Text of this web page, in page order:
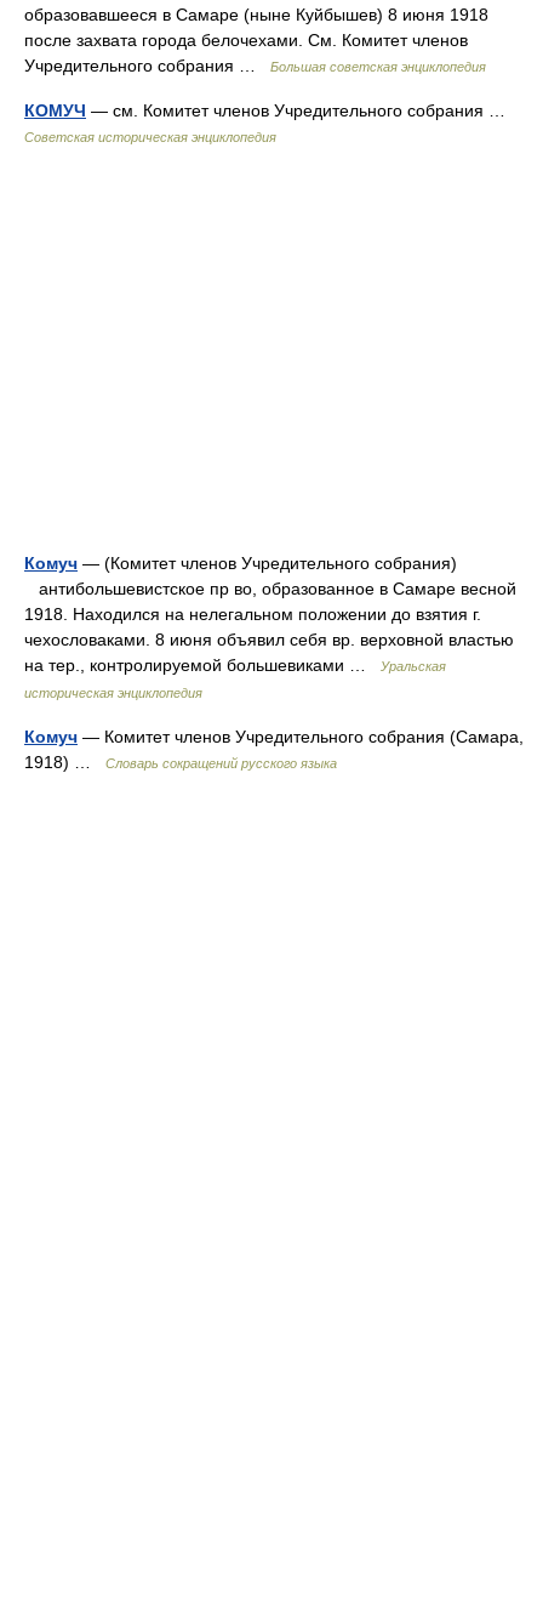
образовавшееся в Самаре (ныне Куйбышев) 8 июня 1918
после захвата города белочехами. См. Комитет членов
Учредительного собрания …
Большая советская энциклопедия
КОМУЧ — см. Комитет членов Учредительного собрания …
Советская историческая энциклопедия
Комуч — (Комитет членов Учредительного собрания)
антибольшевистское пр во, образованное в Самаре весной
1918. Находился на нелегальном положении до взятия г.
чехословаками. 8 июня объявил себя вр. верховной властью
на тер., контролируемой большевиками …
Уральская
историческая энциклопедия
Комуч — Комитет членов Учредительного собрания (Самара,
1918) …
Словарь сокращений русского языка